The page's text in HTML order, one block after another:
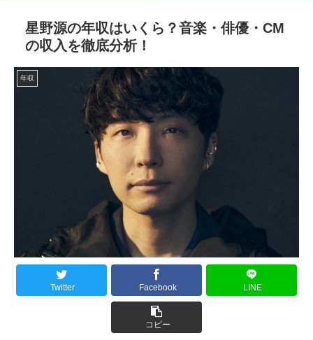
星野源の年収はいくら？音楽・俳優・CM
の収入を徹底分析！
年収
Twitter Facebook LINE
コピー